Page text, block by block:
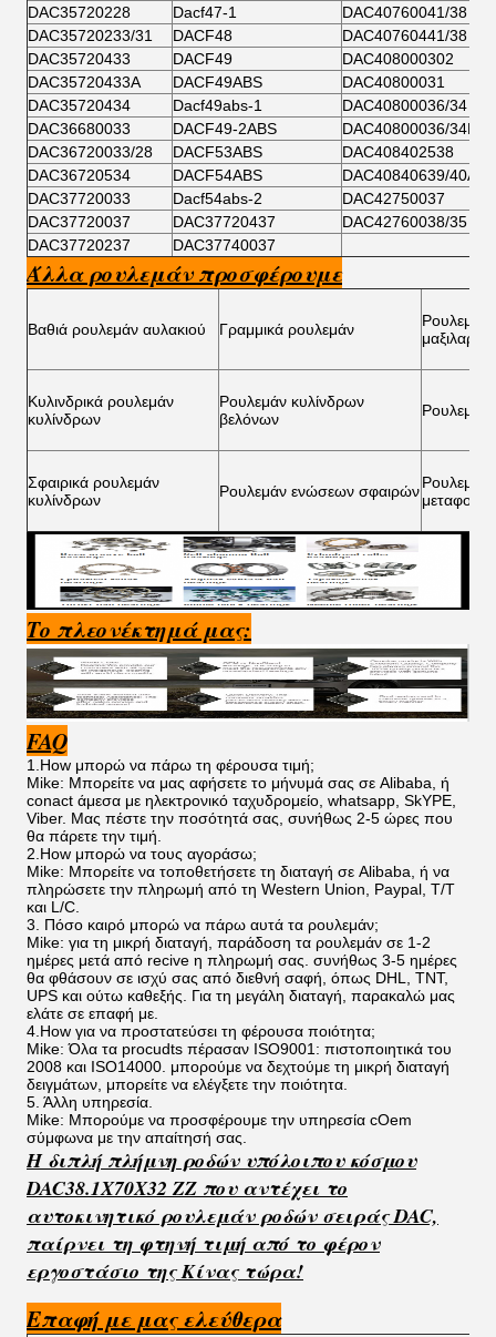
DAC35720228
Dacf47-1
DAC40760041/38
DAC35720233/31
DACF48
DAC40760441/38
DAC35720433
DACF49
DAC408000302
DAC35720433A
DACF49ABS
DAC40800031
DAC35720434
Dacf49abs-1
DAC40800036/34
DAC36680033
DACF49-2ABS
DAC40800036/34B
DAC36720033/28
DACF53ABS
DAC408402538
DAC36720534
DACF54ABS
DAC40840639/40ABS
DAC37720033
Dacf54abs-2
DAC42750037
DAC37720037
DAC37720437
DAC42760038/35
DAC37720237
DAC37740037
Άλλα ρουλεμάν προσφέρουμε
Βαθιά ρουλεμάν αυλακιού Γραμμικά ρουλεμάν
Κυλινδρικά ρουλεμάν
κυλίνδρων
Ρουλεμάν κυλίνδρων
βελόνων
Σφαιρικά ρουλεμάν
κυλίνδρων
Ρουλεμάν ενώσεων σφαιρώνΡουλεμάν
Το πλεονέκτημά μας:
FAQ
1.How μπορώ να πάρω τη φέρουσα τιμή;
Mike: Μπορείτε να μας αφήσετε το μήνυμά σας σε Alibaba, ή
conact άμεσα με ηλεκτρονικό ταχυδρομείο, whatsapp, SkYPE,
Viber. Μας πέστε την ποσότητά σας, συνήθως 2-5 ώρες που
θα πάρετε την τιμή.
2.How μπορώ να τους αγοράσω;
Mike: Μπορείτε να τοποθετήσετε τη διαταγή σε Alibaba, ή να
πληρώσετε την πληρωμή από τη Western Union, Paypal, T/T
και L/C.
3. Πόσο καιρό μπορώ να πάρω αυτά τα ρουλεμάν;
Mike: για τη μικρή διαταγή, παράδοση τα ρουλεμάν σε 1-2
ημέρες μετά από recive η πληρωμή σας. συνήθως 3-5 ημέρες
θα φθάσουν σε ισχύ σας από διεθνή σαφή, όπως DHL, TNT,
UPS και ούτω καθεξής. Για τη μεγάλη διαταγή, παρακαλώ μας
ελάτε σε επαφή με.
4.How για να προστατεύσει τη φέρουσα ποιότητα;
Mike: Όλα τα procudts πέρασαν ISO9001: πιστοποιητικά του
2008 και ISO14000. μπορούμε να δεχτούμε τη μικρή διαταγή
δειγμάτων, μπορείτε να ελέγξετε την ποιότητα.
5. Άλλη υπηρεσία.
Mike: Μπορούμε να προσφέρουμε την υπηρεσία cOem
σύμφωνα με την απαίτησή σας.
Η διπλή πλήμνη ροδών υπόλοιπου κόσμου
DAC38.1X70X32 ZZ που αντέχει το
αυτοκινητικό ρουλεμάν ροδών σειράς DAC,
παίρνει τη φτηνή τιμή από το φέρον
εργοστάσιο της Κίνας τώρα!
Επαφή με μας ελεύθερα